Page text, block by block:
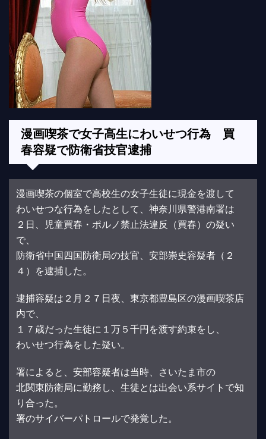
漫画喫茶で女子高生にわいせつ行為 買
春容疑で防衛省技官逮捕
漫画喫茶の個室で高校生の女子生徒に現金を渡して
わいせつな行為をしたとして、神奈川県警港南署は
２日、児童買春・ポルノ禁止法違反（買春）の疑い
で、
防衛省中国四国防衛局の技官、安部崇史容疑者（２
４）を逮捕した。
逮捕容疑は２月２７日夜、東京都豊島区の漫画喫茶店
内で、
１７歳だった生徒に１万５千円を渡す約束をし、
わいせつ行為をした疑い。
署によると、安部容疑者は当時、さいたま市の
北関東防衛局に勤務し、生徒とは出会い系サイトで知
り合った。
署のサイバーパトロールで発覚した。